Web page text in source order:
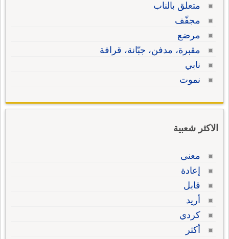
متعلق بالناب
مجفّف
مرضع
مقبرة، مدفن، جبّانة، قرافة
نابي
نموت
الاكثر شعبية
معنى
إعادة
قابل
أريد
كردي
أكثر